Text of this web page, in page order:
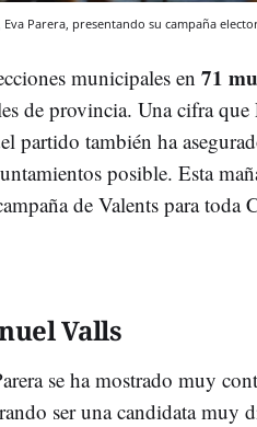
Parera, presentando su campaña
municipales en 71
de provincia. Una cifra que
partido también ha
posible. Esta
de Valents para toda
Valls
se ha mostrado muy
ser una candidata muy